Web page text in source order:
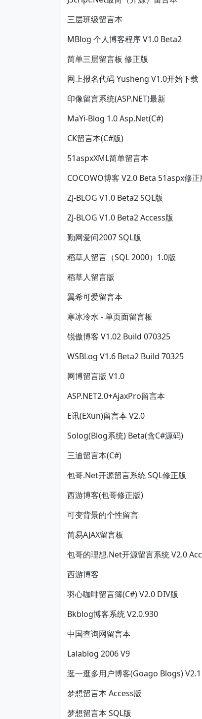
三层班级留言本
MBlog 个人博客程序 V1.0 Beta2
简单三层留言板 修正版
网上报名代码 Yusheng V1.0开始下载
印像留言系统(ASP.NET)最新
MaYi-Blog 1.0 Asp.Net(C#)
CK留言本(C#版)
51aspxXML简单留言本
COCOWO博客 V2.0 Beta 51aspx修正
ZJ-BLOG V1.0 Beta2 SQL版
ZJ-BLOG V1.0 Beta2 Access版
勤网爱问2007 SQL版
稻草人留言（SQL 2000）1.0版
稻草人留言版
翼希可爱留言本
寒冰冷水 - 单页面留言板
锐傲博客 V1.02 Build 070325
WSBLog V1.6 Beta2 Build 70325
网博留言版 V1.0
ASP.NET2.0+AjaxPro留言本
E讯(EXun)留言本 V2.0
Solog(Blog系统) Beta(含C#源码)
三迪留言本(C#)
包哥.Net开源留言系统 SQL修正版
西游博客(包哥修正版)
可变背景的个性留言
简易AJAX留言板
包哥的理想.Net开源留言系统 V2.0
西游博客
羽心咖啡留言簿(C#) V2.0 DIV版
Bkblog博客系统 V2.0.930
中国查询网留言本
Lalablog 2006 V9
逛一逛多用户博客(Goago Blogs) V2.1
梦想留言本 Access版
梦想留言本 SQL版